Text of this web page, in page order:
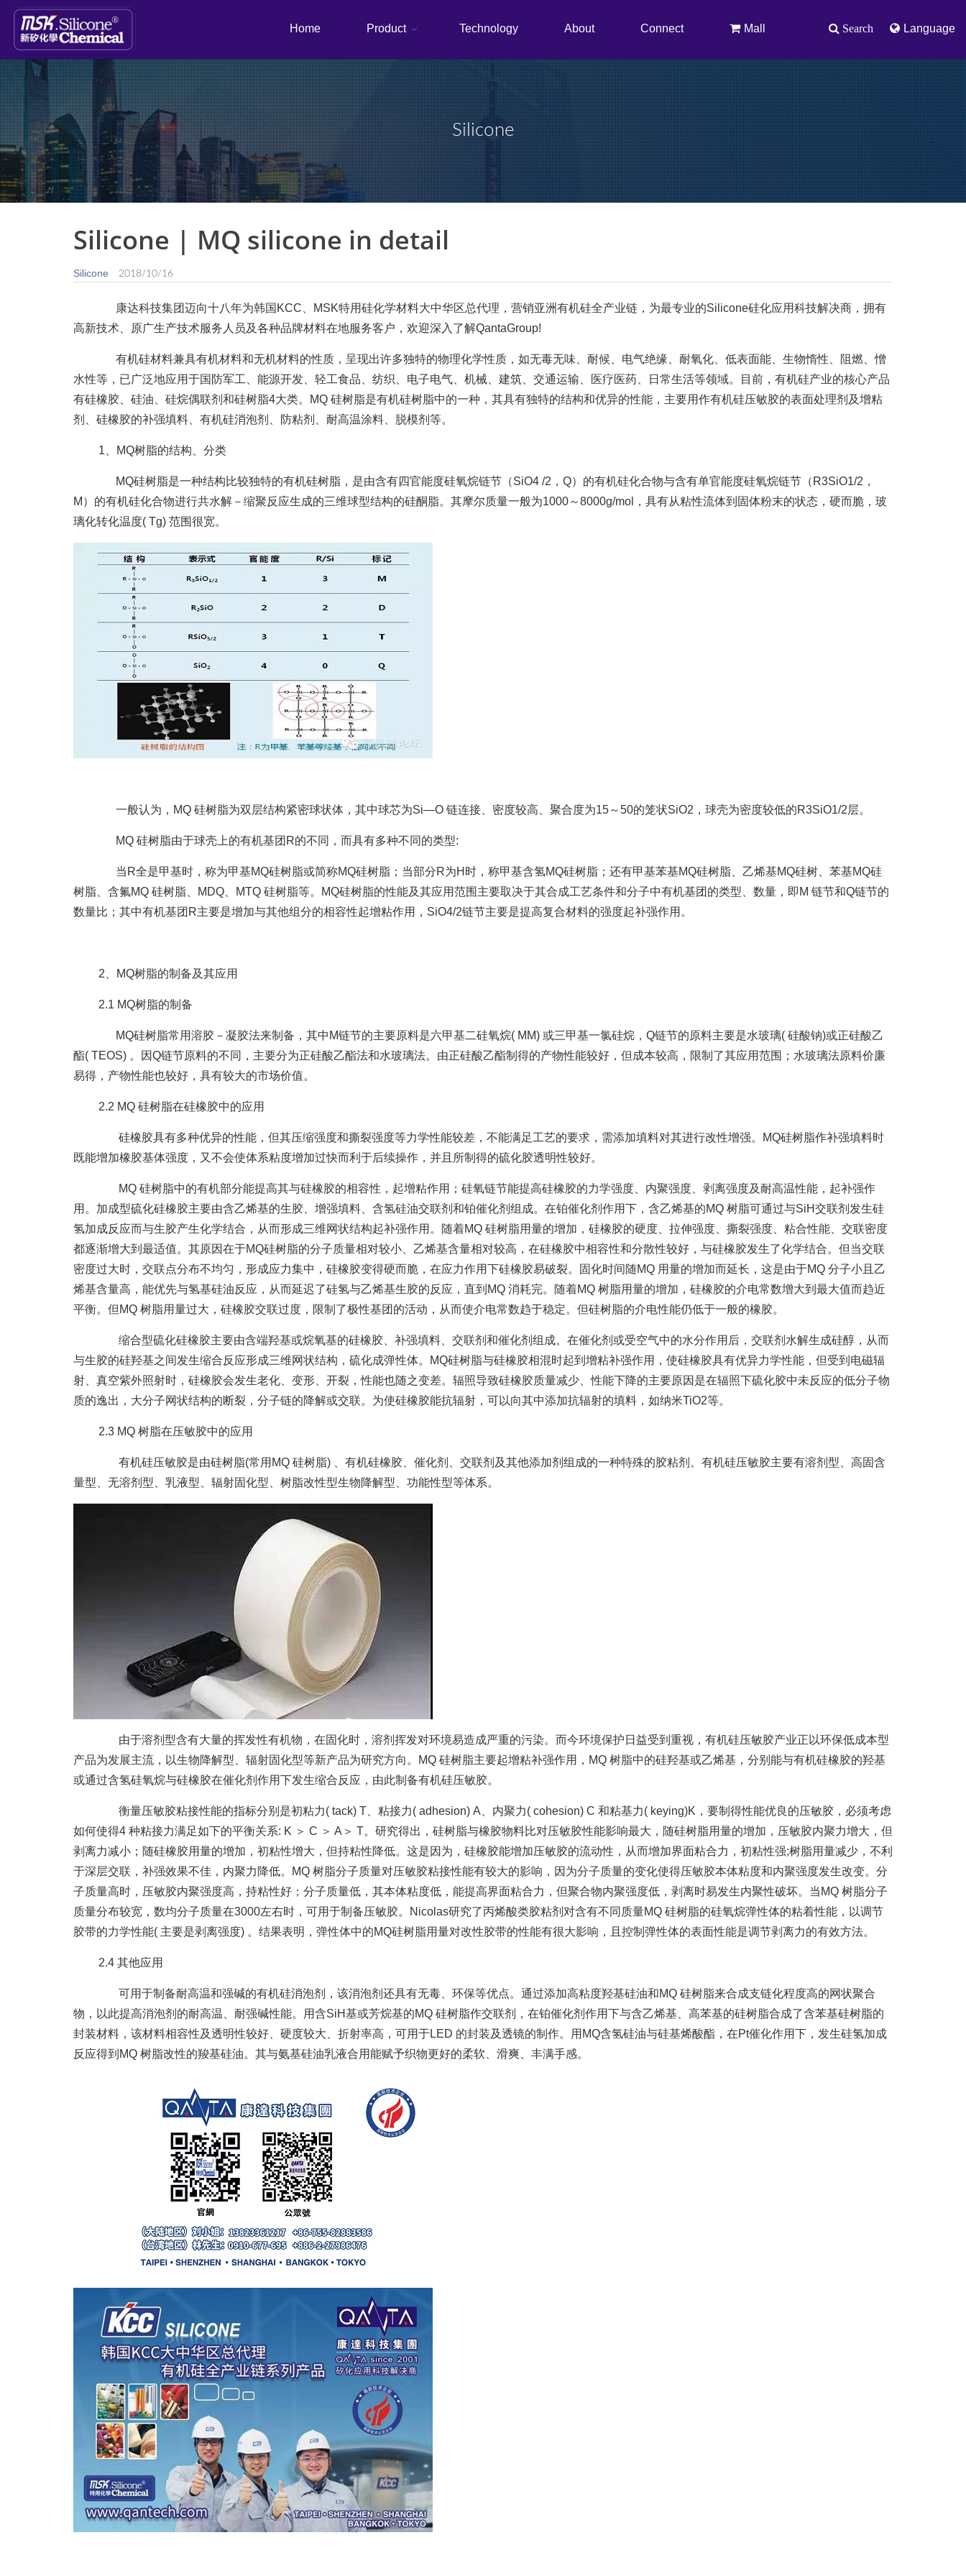
Language
Search
Home Product Technology About Connect Mall
Silicone
Silicone | MQ silicone in detail
Silicone 2018/10/16
康达科技集团迈向十八年为韩国KCC、MSK特用硅化学材料大中华区总代理，营销亚洲有机硅全产业链，为最专业的Silicone硅化应用科技解决商，拥有
高新技术、原广生产技术服务人员及各种品牌材料在地服务客户，欢迎深入了解QantaGroup!
有机硅材料兼具有机材料和无机材料的性质，呈现出许多独特的物理化学性质，如无毒无味、耐候、电气绝缘、耐氧化、低表面能、生物惰性、阻燃、憎
水性等，已广泛地应用于国防军工、能源开发、轻工食品、纺织、电子电气、机械、建筑、交通运输、医疗医药、日常生活等领域。目前，有机硅产业的核心产品
有硅橡胶、硅油、硅烷偶联剂和硅树脂4大类。MQ 硅树脂是有机硅树脂中的一种，其具有独特的结构和优异的性能，主要用作有机硅压敏胶的表面处理剂及增粘
剂、硅橡胶的补强填料、有机硅消泡剂、防粘剂、耐高温涂料、脱模剂等。
1、MQ树脂的结构、分类
MQ硅树脂是一种结构比较独特的有机硅树脂，是由含有四官能度硅氧烷链节（SiO4 /2，Q）的有机硅化合物与含有单官能度硅氧烷链节（R3SiO1/2，
M）的有机硅化合物进行共水解－缩聚反应生成的三维球型结构的硅酮脂。其摩尔质量一般为1000～8000g/mol，具有从粘性流体到固体粉末的状态，硬而脆，玻
璃化转化温度( Tg) 范围很宽。
一般认为，MQ 硅树脂为双层结构紧密球状体，其中球芯为Si—O 链连接、密度较高、聚合度为15～50的笼状SiO2，球壳为密度较低的R3SiO1/2层。
MQ 硅树脂由于球壳上的有机基团R的不同，而具有多种不同的类型:
当R全是甲基时，称为甲基MQ硅树脂或简称MQ硅树脂；当部分R为H时，称甲基含氢MQ硅树脂；还有甲基苯基MQ硅树脂、乙烯基MQ硅树、苯基MQ硅
树脂、含氟MQ 硅树脂、MDQ、MTQ 硅树脂等。MQ硅树脂的性能及其应用范围主要取决于其合成工艺条件和分子中有机基团的类型、数量，即M 链节和Q链节的
数量比；其中有机基团R主要是增加与其他组分的相容性起增粘作用，SiO4/2链节主要是提高复合材料的强度起补强作用。
2、MQ树脂的制备及其应用
2.1 MQ树脂的制备
MQ硅树脂常用溶胶－凝胶法来制备，其中M链节的主要原料是六甲基二硅氧烷( MM) 或三甲基一氯硅烷，Q链节的原料主要是水玻璃( 硅酸钠)或正硅酸乙
酯( TEOS) 。因Q链节原料的不同，主要分为正硅酸乙酯法和水玻璃法。由正硅酸乙酯制得的产物性能较好，但成本较高，限制了其应用范围；水玻璃法原料价廉
易得，产物性能也较好，具有较大的市场价值。
2.2 MQ 硅树脂在硅橡胶中的应用
硅橡胶具有多种优异的性能，但其压缩强度和撕裂强度等力学性能较差，不能满足工艺的要求，需添加填料对其进行改性增强。MQ硅树脂作补强填料时
既能增加橡胶基体强度，又不会使体系粘度增加过快而利于后续操作，并且所制得的硫化胶透明性较好。
MQ 硅树脂中的有机部分能提高其与硅橡胶的相容性，起增粘作用；硅氧链节能提高硅橡胶的力学强度、内聚强度、剥离强度及耐高温性能，起补强作
用。加成型硫化硅橡胶主要由含乙烯基的生胶、增强填料、含氢硅油交联剂和铂催化剂组成。在铂催化剂作用下，含乙烯基的MQ 树脂可通过与SiH交联剂发生硅
氢加成反应而与生胶产生化学结合，从而形成三维网状结构起补强作用。随着MQ 硅树脂用量的增加，硅橡胶的硬度、拉伸强度、撕裂强度、粘合性能、交联密度
都逐渐增大到最适值。其原因在于MQ硅树脂的分子质量相对较小、乙烯基含量相对较高，在硅橡胶中相容性和分散性较好，与硅橡胶发生了化学结合。但当交联
密度过大时，交联点分布不均匀，形成应力集中，硅橡胶变得硬而脆，在应力作用下硅橡胶易破裂。固化时间随MQ 用量的增加而延长，这是由于MQ 分子小且乙
烯基含量高，能优先与氢基硅油反应，从而延迟了硅氢与乙烯基生胶的反应，直到MQ 消耗完。随着MQ 树脂用量的增加，硅橡胶的介电常数增大到最大值而趋近
平衡。但MQ 树脂用量过大，硅橡胶交联过度，限制了极性基团的活动，从而使介电常数趋于稳定。但硅树脂的介电性能仍低于一般的橡胶。
缩合型硫化硅橡胶主要由含端羟基或烷氧基的硅橡胶、补强填料、交联剂和催化剂组成。在催化剂或受空气中的水分作用后，交联剂水解生成硅醇，从而
与生胶的硅羟基之间发生缩合反应形成三维网状结构，硫化成弹性体。MQ硅树脂与硅橡胶相混时起到增粘补强作用，使硅橡胶具有优异力学性能，但受到电磁辐
射、真空紫外照射时，硅橡胶会发生老化、变形、开裂，性能也随之变差。辐照导致硅橡胶质量减少、性能下降的主要原因是在辐照下硫化胶中未反应的低分子物
质的逸出，大分子网状结构的断裂，分子链的降解或交联。为使硅橡胶能抗辐射，可以向其中添加抗辐射的填料，如纳米TiO2等。
2.3 MQ 树脂在压敏胶中的应用
有机硅压敏胶是由硅树脂(常用MQ 硅树脂) 、有机硅橡胶、催化剂、交联剂及其他添加剂组成的一种特殊的胶粘剂。有机硅压敏胶主要有溶剂型、高固含
量型、无溶剂型、乳液型、辐射固化型、树脂改性型生物降解型、功能性型等体系。
由于溶剂型含有大量的挥发性有机物，在固化时，溶剂挥发对环境易造成严重的污染。而今环境保护日益受到重视，有机硅压敏胶产业正以环保低成本型
产品为发展主流，以生物降解型、辐射固化型等新产品为研究方向。MQ 硅树脂主要起增粘补强作用，MQ 树脂中的硅羟基或乙烯基，分别能与有机硅橡胶的羟基
或通过含氢硅氧烷与硅橡胶在催化剂作用下发生缩合反应，由此制备有机硅压敏胶。
衡量压敏胶粘接性能的指标分别是初粘力( tack) T、粘接力( adhesion) A、内聚力( cohesion) C 和粘基力( keying)K，要制得性能优良的压敏胶，必须考虑
如何使得4 种粘接力满足如下的平衡关系: K ＞ C ＞ A＞ T。研究得出，硅树脂与橡胶物料比对压敏胶性能影响最大，随硅树脂用量的增加，压敏胶内聚力增大，但
剥离力减小；随硅橡胶用量的增加，初粘性增大，但持粘性降低。这是因为，硅橡胶能增加压敏胶的流动性，从而增加界面粘合力，初粘性强;树脂用量减少，不利
于深层交联，补强效果不佳，内聚力降低。MQ 树脂分子质量对压敏胶粘接性能有较大的影响，因为分子质量的变化使得压敏胶本体粘度和内聚强度发生改变。分
子质量高时，压敏胶内聚强度高，持粘性好；分子质量低，其本体粘度低，能提高界面粘合力，但聚合物内聚强度低，剥离时易发生内聚性破坏。当MQ 树脂分子
质量分布较宽，数均分子质量在3000左右时，可用于制备压敏胶。Nicolas研究了丙烯酸类胶粘剂对含有不同质量MQ 硅树脂的硅氧烷弹性体的粘着性能，以调节
胶带的力学性能( 主要是剥离强度) 。结果表明，弹性体中的MQ硅树脂用量对改性胶带的性能有很大影响，且控制弹性体的表面性能是调节剥离力的有效方法。
2.4 其他应用
可用于制备耐高温和强碱的有机硅消泡剂，该消泡剂还具有无毒、环保等优点。通过添加高粘度羟基硅油和MQ 硅树脂来合成支链化程度高的网状聚合
物，以此提高消泡剂的耐高温、耐强碱性能。用含SiH基或芳烷基的MQ 硅树脂作交联剂，在铂催化剂作用下与含乙烯基、高苯基的硅树脂合成了含苯基硅树脂的
封装材料，该材料相容性及透明性较好、硬度较大、折射率高，可用于LED 的封装及透镜的制作。用MQ含氢硅油与硅基烯酸酯，在Pt催化作用下，发生硅氢加成
反应得到MQ 树脂改性的羧基硅油。其与氨基硅油乳液合用能赋予织物更好的柔软、滑爽、丰满手感。